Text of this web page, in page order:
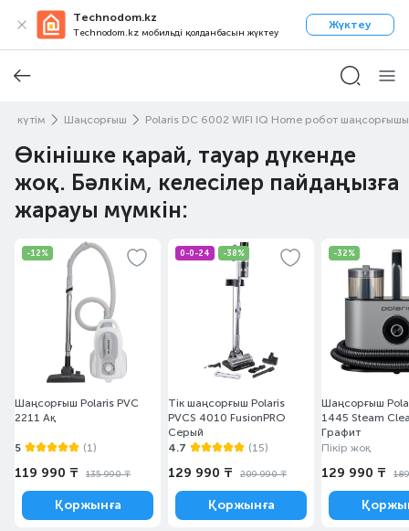
Technodom.kz
Technodom.kz мобильді қолданбасын жүктеу
Жүктеу
күтім Шаңсорғыш Polaris DC 6002 WIFI IQ Home робот шаңсорғышы
Өкінішке қарай, тауар дүкенде
жоқ. Бәлкім, келесілер пайдаңызға
жарауы мүмкін:
-12%
Шаңсорғыш Polaris PVC
2211 Ақ
5 (1)
119 990 ₸ 135 990 ₸
Қоржынға
0-0-24 -38%
Тік шаңсорғыш Polaris
PVCS 4010 FusionPRO
Серый
4.7
(15)
129 990 ₸ 209 990 ₸
Қоржынға
-32%
Шаңсорғыш
1445 Steam
Графит
Пікір жоқ
129 990 ₸